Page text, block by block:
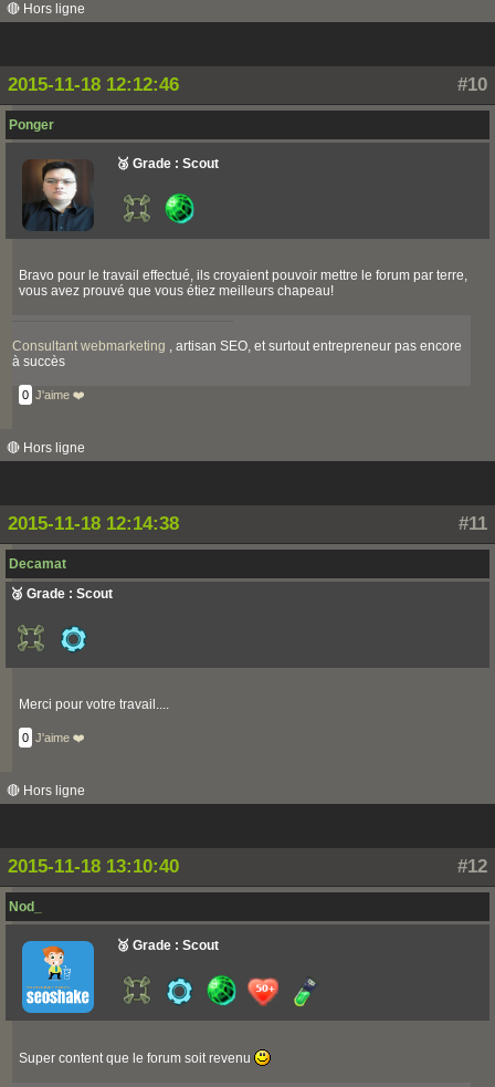
🔴 Hors ligne
#10
2015-11-18 12:12:46
Ponger
🥉 Grade : Scout
Bravo pour le travail effectué, ils croyaient pouvoir mettre le forum par terre,
vous avez prouvé que vous étiez meilleurs chapeau!
Consultant webmarketing
, artisan SEO, et surtout entrepreneur pas encore
à succès
0 J'aime ❤️
🔴 Hors ligne
#11
2015-11-18 12:14:38
Decamat
🥉 Grade : Scout
Merci pour votre travail....
0 J'aime ❤️
🔴 Hors ligne
#12
2015-11-18 13:10:40
Nod_
🥉 Grade : Scout
Super content que le forum soit revenu